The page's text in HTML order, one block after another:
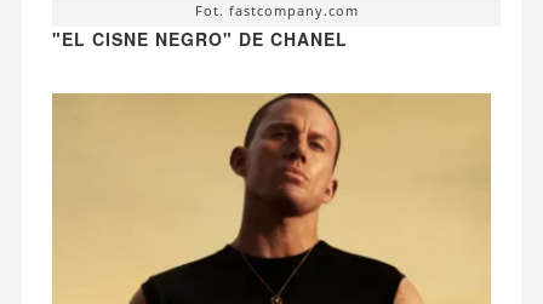
Fot. fastcompany.com
"EL CISNE NEGRO" DE CHANEL